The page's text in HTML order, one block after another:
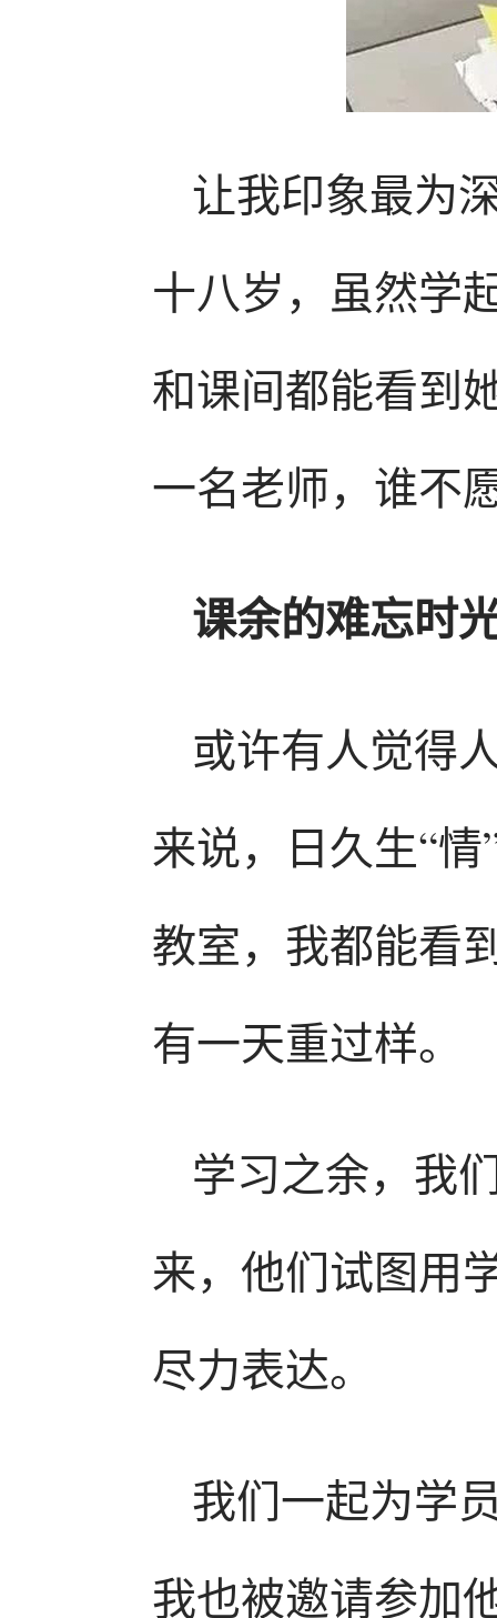
让我印象最为
十八岁，虽然学
和课间都能看到
一名老师，谁不
课余的难忘时
或许有人觉得
来说，日久生“
教室，我都能看
有一天重过样。
学习之余，我
来，他们试图用
尽力表达。
我们一起为学
我也被邀请参加